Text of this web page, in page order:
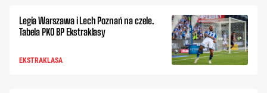
Legia Warszawa i Lech Poznań na czele.
Tabela PKO BP Ekstraklasy
EKSTRAKLASA